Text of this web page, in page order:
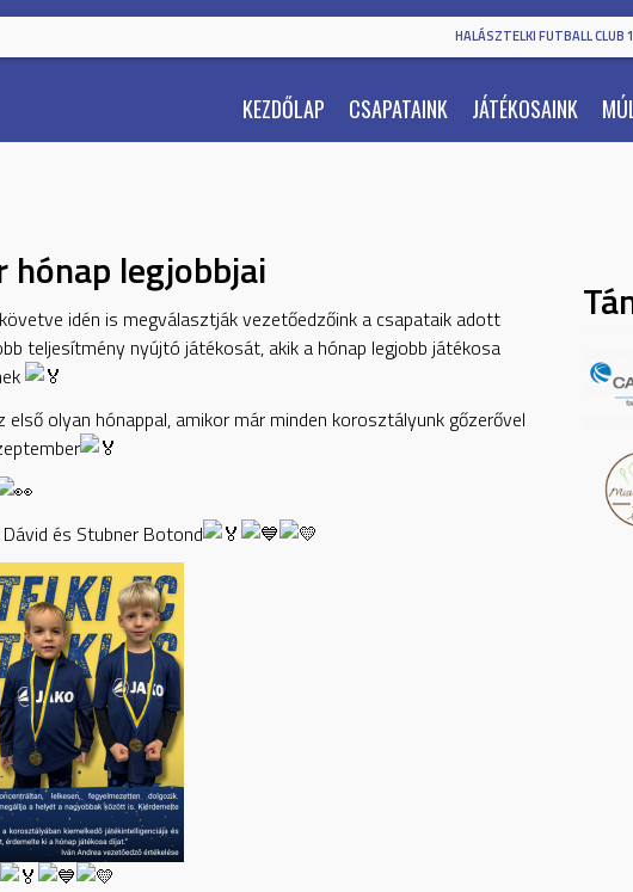
HALÁSZTELKI FUTBALL CLUB
KEZDŐLAP CSAPATAINK JÁTÉKOSAINK
hónap legjobbjai
idén is megválasztják vezetőedzőink a csapataik adott
teljesítmény nyújtó játékosát, akik a hónap legjobb játékosa
első olyan hónappal, amikor már minden korosztályunk gőzerővel
és Stubner Botond